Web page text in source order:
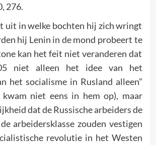
276.
uit in welke bochten hij zich wringt
hij Lenin in de mond probeert te
kan het feit niet veranderen dat
niet alleen het idee van het
het socialisme in Rusland alleen”
niet eens in hem op), maar
dat de Russische arbeiders de
arbeidersklasse zouden vestigen
revolutie in het Westen